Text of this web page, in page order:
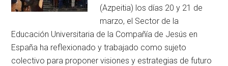
(Azpeitia) los días 20 y 21 de
marzo, el Sector de la
Educación Universitaria de la Compañía de Jesús en
España ha reflexionado y trabajado como sujeto
colectivo para proponer visiones y estrategias de futuro